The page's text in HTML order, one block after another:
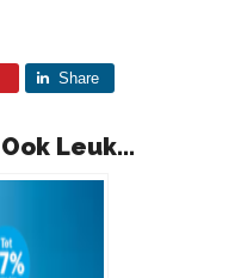
Share
Leuk...